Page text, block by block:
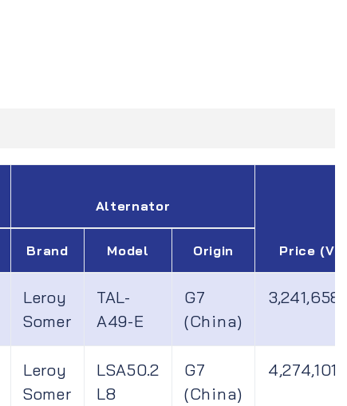
Alternator
Price
Brand Model Origin
Leroy
Somer
TAL-
A49-E
G7
(China)
Leroy
Somer
LSA50.2
L8
G7
(China)